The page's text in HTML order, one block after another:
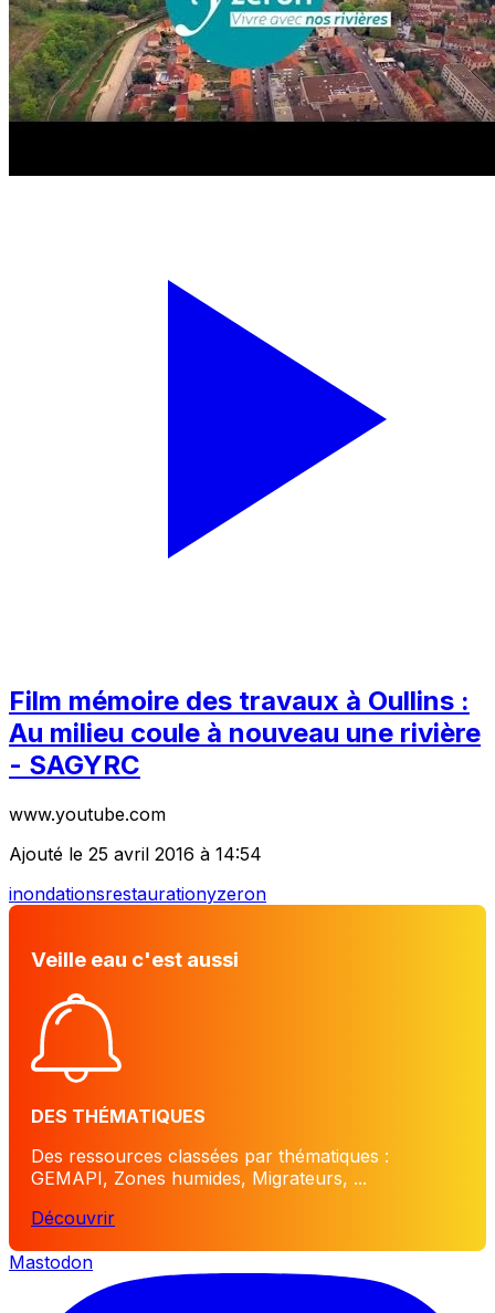
Film mémoire des travaux à Oullins :
Au milieu coule à nouveau une rivière
- SAGYRC
www.youtube.com
Ajouté le 25 avril 2016 à 14:54
inondationsrestaurationyzeron
Veille eau c'est aussi
DES THÉMATIQUES
Des ressources classées par thématiques :
GEMAPI, Zones humides, Migrateurs, ...
Découvrir
Mastodon